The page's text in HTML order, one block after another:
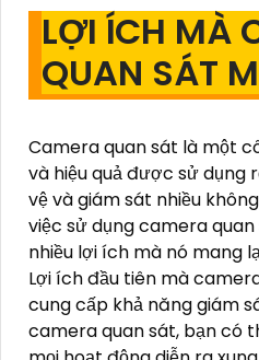
LỢI ÍCH MÀ
QUAN SÁT
Camera quan sát là một
và hiệu quả được sử dụng
vệ và giám sát nhiều
việc sử dụng camera
nhiều lợi ích mà nó mang
Lợi ích đầu tiên mà
cung cấp khả năng giám
camera quan sát, bạn có